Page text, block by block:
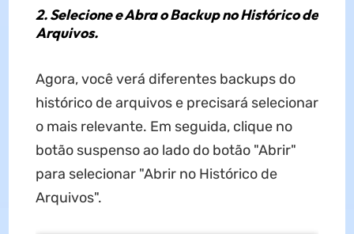
2. Selecione e Abra o Backup no Histórico de
Arquivos.
Agora, você verá diferentes backups do
histórico de arquivos e precisará selecionar
o mais relevante. Em seguida, clique no
botão suspenso ao lado do botão "Abrir"
para selecionar "Abrir no Histórico de
Arquivos".